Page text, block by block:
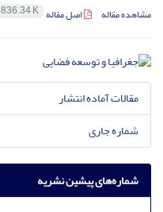
مشاهده مقاله اصل مقاله 836.34 K
مقالات آماده انتشار
شماره جاری
شماره‌های پیشین نشریه